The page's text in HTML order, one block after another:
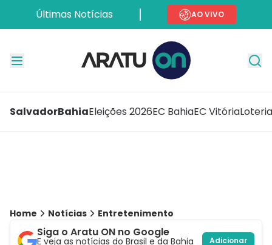
Últimas Notícias AO VIVO
SalvadorBahiaEleições 2026EC BahiaEC Vitória
Home Notícias Entretenimento
Siga o Aratu ON no Google
E veja as notícias do Brasil e da Bahia Adicionar